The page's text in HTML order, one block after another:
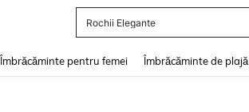
Rochii Elegante
Îmbrăcăminte pentru femei Îmbrăcăminte de plajă